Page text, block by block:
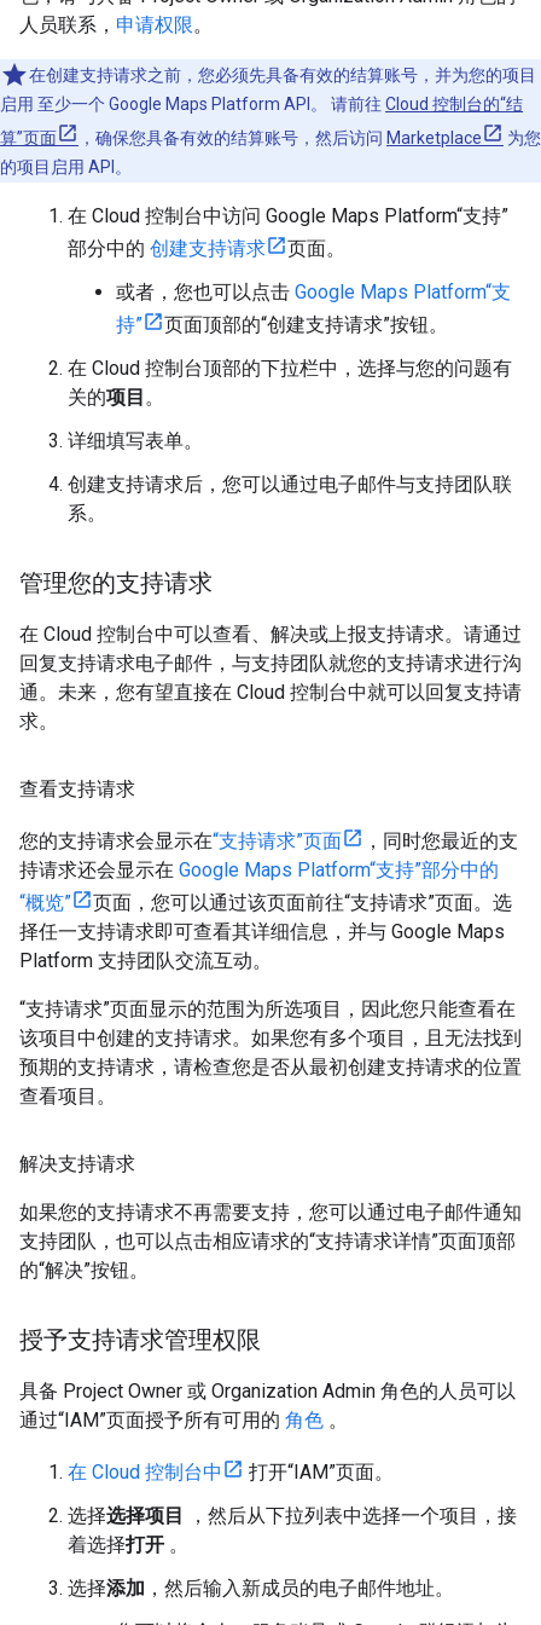
人员联系， 申请权限。
在创建支持请求之前，您必须先具备有效的结算账号，并为您的项目
启用 至少一个 Google Maps Platform API。 请前往 Cloud 控制台的“结
算”页面
，确保您具备有效的结算账号，然后访问 Marketplace
为您
的项目启用 API。
在 Cloud 控制台中访问 Google Maps Platform“支持”
部分中的 创建支持请求
页面。
或者，您也可以点击 Google Maps Platform“支
持”
页面顶部的“创建支持请求”按钮。
在 Cloud 控制台顶部的下拉栏中，选择与您的问题有
关的项目 。
详细填写表单。
创建支持请求后，您可以通过电子邮件与支持团队联
系。
管理您的支持请求
在 Cloud 控制台中可以查看、解决或上报支持请求。请通过
回复支持请求电子邮件，与支持团队就您的支持请求进行沟
通。未来，您有望直接在 Cloud 控制台中就可以回复支持请
求。
查看支持请求
您的支持请求会显示在“支持请求”页面
，同时您最近的支
持请求还会显示在 Google Maps Platform“支持”部分中的
“概览”
页面，您可以通过该页面前往“支持请求”页面。选
择任一支持请求即可查看其详细信息，并与 Google Maps
Platform 支持团队交流互动。
“支持请求”页面显示的范围为所选项目，因此您只能查看在
该项目中创建的支持请求。如果您有多个项目，且无法找到
预期的支持请求，请检查您是否从最初创建支持请求的位置
查看项目。
解决支持请求
如果您的支持请求不再需要支持，您可以通过电子邮件通知
支持团队，也可以点击相应请求的“支持请求详情”页面顶部
的“解决”按钮。
授予支持请求管理权限
具备 Project Owner 或 Organization Admin 角色的人员可以
通过“IAM”页面授予所有可用的 角色 。
在 Cloud 控制台中
打开“IAM”页面。
选择选择项目
，然后从下拉列表中选择一个项目，接
着选择打开 。
选择添加 ，然后输入新成员的电子邮件地址。